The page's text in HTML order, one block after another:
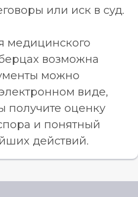
или иск в суд.
медицинского
возможна
можно
виде,
получите оценку
и понятный
действий.